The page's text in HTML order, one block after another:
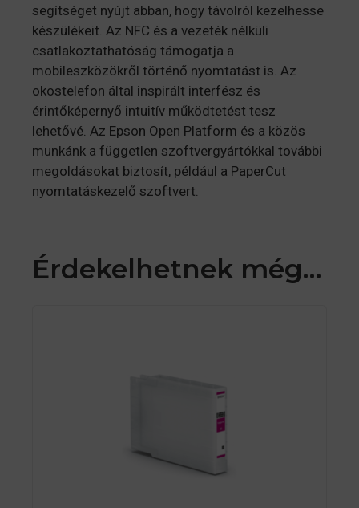
segítséget nyújt abban, hogy távolról kezelhesse
készülékeit. Az NFC és a vezeték nélküli
csatlakoztathatóság támogatja a
mobileszközökről történő nyomtatást is. Az
okostelefon által inspirált interfész és
érintőképernyő intuitív működtetést tesz
lehetővé. Az Epson Open Platform és a közös
munkánk a független szoftvergyártókkal további
megoldásokat biztosít, például a PaperCut
nyomtatáskezelő szoftvert.
Érdekelhetnek még…